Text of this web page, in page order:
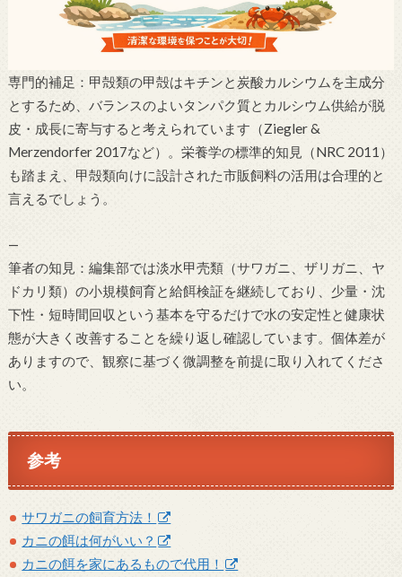
専門的補足：甲殻類の甲殻はキチンと炭酸カルシウムを主成分
とするため、バランスのよいタンパク質とカルシウム供給が脱
皮・成長に寄与すると考えられています（Ziegler &
Merzendorfer 2017など）。栄養学の標準的知見（NRC 2011）
も踏まえ、甲殻類向けに設計された市販飼料の活用は合理的と
言えるでしょう。
—
筆者の知見：編集部では淡水甲壳類（サワガニ、ザリガニ、ヤ
ドカリ類）の小規模飼育と給餌検証を継続しており、少量・沈
下性・短時間回収という基本を守るだけで水の安定性と健康状
態が大きく改善することを繰り返し確認しています。個体差が
ありますので、観察に基づく微調整を前提に取り入れてくださ
い。
参考
サワガニの飼育方法！
カニの餌は何がいい？
カニの餌を家にあるもので代用！